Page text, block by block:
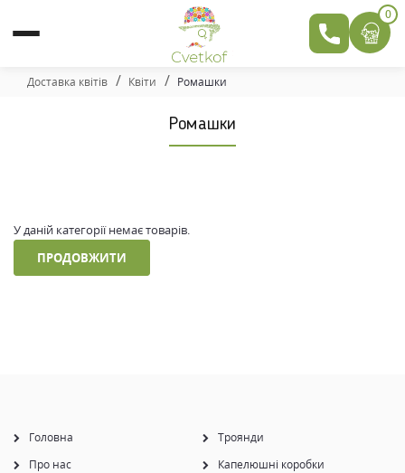
0
Доставка квітів Квіти Ромашки
Ромашки
У даній категорії немає товарів.
ПРОДОВЖИТИ
Головна
Про нас
Троянди
Капелюшні коробки